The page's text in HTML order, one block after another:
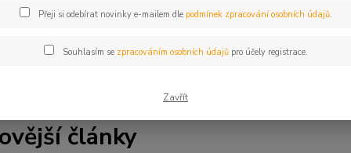
blogu zipsy.cz. Jsme specializovaný prodejce detektorů
vše, co potřebujete vědět. Najdete zde tipy a rady pro
také články o lukostřelbě, 3D terčích a závodech. Ať už jste
články
Přeji si odebírat novinky e-mailem dle podmínek zpracování osobních údajů.
Souhlasím se zpracováním osobních údajůpro účely registrace.
Zavřít